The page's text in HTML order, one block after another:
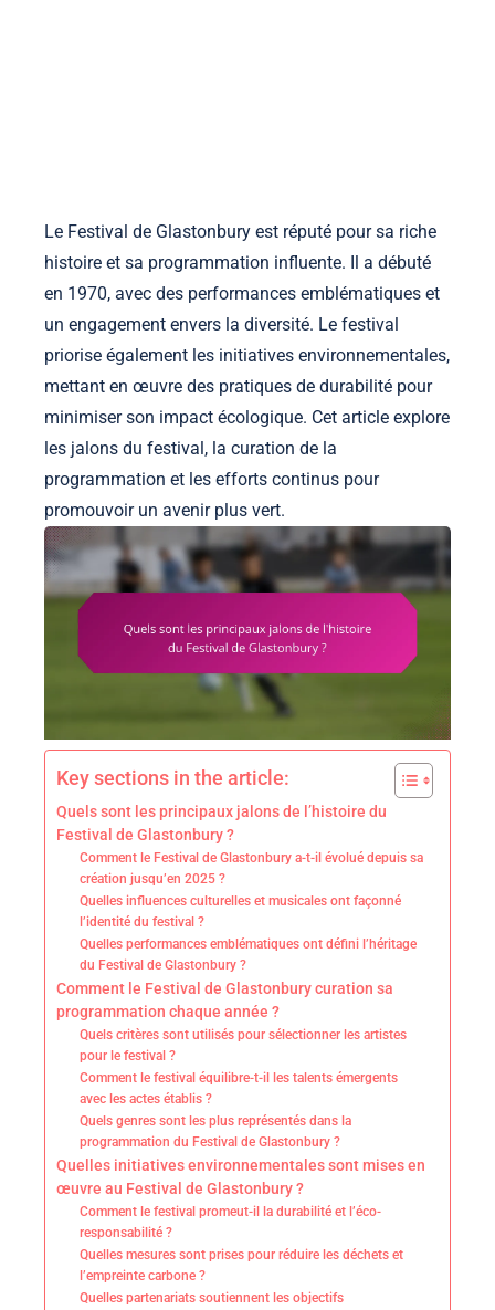
Le Festival de Glastonbury est réputé pour sa riche
histoire et sa programmation influente. Il a débuté
en 1970, avec des performances emblématiques et
un engagement envers la diversité. Le festival
priorise également les initiatives environnementales,
mettant en œuvre des pratiques de durabilité pour
minimiser son impact écologique. Cet article explore
les jalons du festival, la curation de la
programmation et les efforts continus pour
promouvoir un avenir plus vert.
Key sections in the article:
Quels sont les principaux jalons de l’histoire du
Festival de Glastonbury ?
Comment le Festival de Glastonbury a-t-il évolué depuis sa
création jusqu’en 2025 ?
Quelles influences culturelles et musicales ont façonné
l’identité du festival ?
Quelles performances emblématiques ont défini l’héritage
du Festival de Glastonbury ?
Comment le Festival de Glastonbury curation sa
programmation chaque année ?
Quels critères sont utilisés pour sélectionner les artistes
pour le festival ?
Comment le festival équilibre-t-il les talents émergents
avec les actes établis ?
Quels genres sont les plus représentés dans la
programmation du Festival de Glastonbury ?
Quelles initiatives environnementales sont mises en
œuvre au Festival de Glastonbury ?
Comment le festival promeut-il la durabilité et l’éco-
responsabilité ?
Quelles mesures sont prises pour réduire les déchets et
l’empreinte carbone ?
Quelles partenariats soutiennent les objectifs